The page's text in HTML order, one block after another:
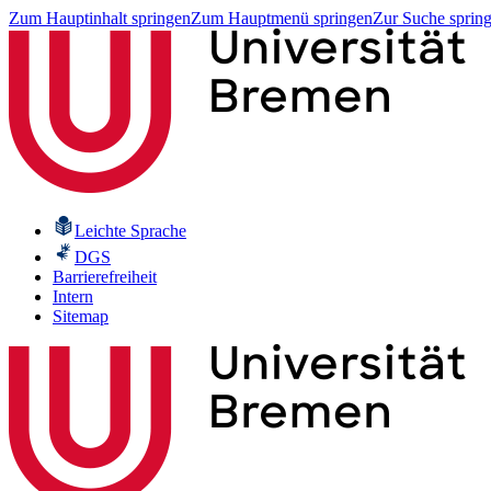
Zum Hauptinhalt springenZum Hauptmenü springenZur Suche
Leichte Sprache
DGS
Barrierefreiheit
Intern
Sitemap